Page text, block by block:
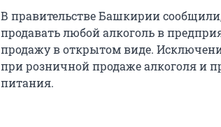
В правительстве Башкирии
продавать любой алкоголь в
продажу в открытом виде.
при розничной продаже алкоголя и
питания.